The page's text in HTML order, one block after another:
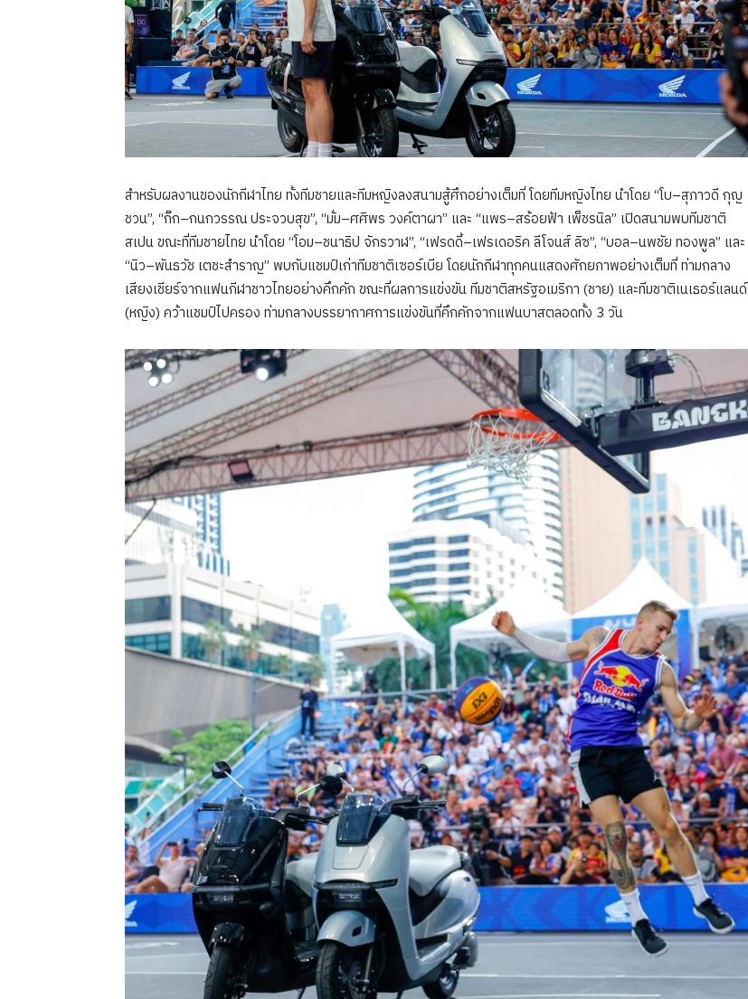
สำหรับผลงานของนักกีฬาไทย ทั้งทีมชายและทีมหญิงลงสนามสู้ศึกอย่างเต็มที่ โดยทีมหญิงไทย นำโดย “โบ–สุภาวดี กุญ
ชวน”, “กิ๊ก–กนกวรรณ ประจวบสุข”, “มั่ม–ศศิพร วงค์ตาผา” และ “แพร–สร้อยฟ้า เพ็ชรนิล” เปิดสนามพบทีมชาติ
สเปน ขณะที่ทีมชายไทย นำโดย “โอม–ชนาธิป จักรวาฬ”, “เฟรดดี้–เฟรเดอริค ลีโจนส์ ลิซ”, “บอล–นพชัย ทองพูล” และ
“นิว–พันธวัช เตชะสำราญ” พบกับแชมป์เก่าทีมชาติเซอร์เบีย โดยนักกีฬาทุกคนแสดงศักยภาพอย่างเต็มที่ ท่ามกลาง
เสียงเชียร์จากแฟนกีฬาชาวไทยอย่างคึกคัก ขณะที่ผลการแข่งขัน ทีมชาติสหรัฐอเมริกา (ชาย) และทีมชาติเนเธอร์แลนด์
(หญิง) คว้าแชมป์ไปครอง ท่ามกลางบรรยากาศการแข่งขันที่คึกคักจากแฟนบาสตลอดทั้ง 3 วัน